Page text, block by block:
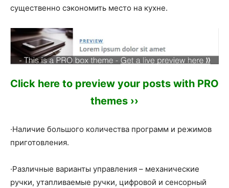
существенно сэкономить место на кухне.
Click here to preview your posts with PRO
themes ››
·Наличие большого количества программ и режимов
приготовления.
·Различные варианты управления – механические
ручки, утапливаемые ручки, цифровой и сенсорный